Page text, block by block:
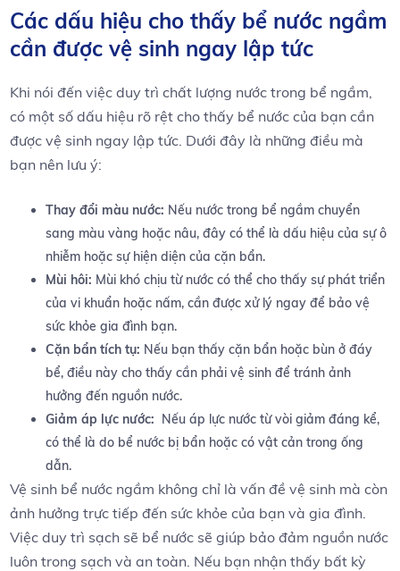
Các dấu hiệu cho thấy bể nước ngầm
cần được vệ‌ sinh ngay lập tức
Khi nói đến việc​ duy trì ⁣chất​ lượng nước ⁤trong bể ngầm,
có một ⁣số dấu hiệu rõ rệt cho thấy ‌bể nước của bạn cần
được vệ sinh ngay lập tức. Dưới đây⁢ là những điều mà
bạn nên lưu ý:
Thay ​đổi màu nước: Nếu nước trong bể ngầm chuyển⁣
sang màu vàng hoặc nâu, đây có thể⁤ là ⁢dấu hiệu của sự ô
nhiễm hoặc sự hiện ⁢diện của cặn bẩn.
Mùi hôi: Mùi khó chịu từ nước có⁤ thể⁤ cho thấy⁣ sự phát triển
của vi khuẩn‍ hoặc nấm, cần được xử‍ lý ngay để bảo vệ
sức khỏe ​gia đình bạn.
Cặn bẩn tích tụ: ⁣Nếu bạn thấy cặn bẩn hoặc bùn ‌ở đáy
bể, điều này cho thấy cần phải vệ‌ sinh để tránh ảnh
hưởng đến nguồn nước.
Giảm áp lực nước: ‍ Nếu áp lực nước từ vòi giảm đáng kể, ​
có thể là do ⁤bể ‍nước bị bẩn hoặc có vật ‍cản trong ống
dẫn.
Vệ‌ sinh bể nước ngầm không chỉ là ⁢vấn đề vệ sinh mà còn
ảnh hưởng trực ‌tiếp đến sức ‌khỏe​ của bạn và ​gia đình.
Việc duy trì ‌sạch sẽ bể nước sẽ‌ giúp bảo đảm nguồn⁢ nước
luôn trong sạch và an toàn. Nếu bạn nhận thấy bất ​kỳ